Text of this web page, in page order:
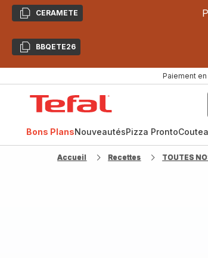
CopierCERAMETE
CopierBBQETE26
Paiement
Bons PlansNouveautésPizza Pronto
Accueil Recettes TOUTES